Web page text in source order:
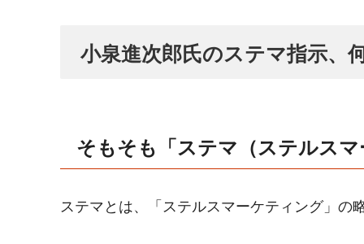
小泉進次郎氏のステマ指示、
そもそも「ステマ（ステルス
ステマとは、「ステルスマーケティング」の